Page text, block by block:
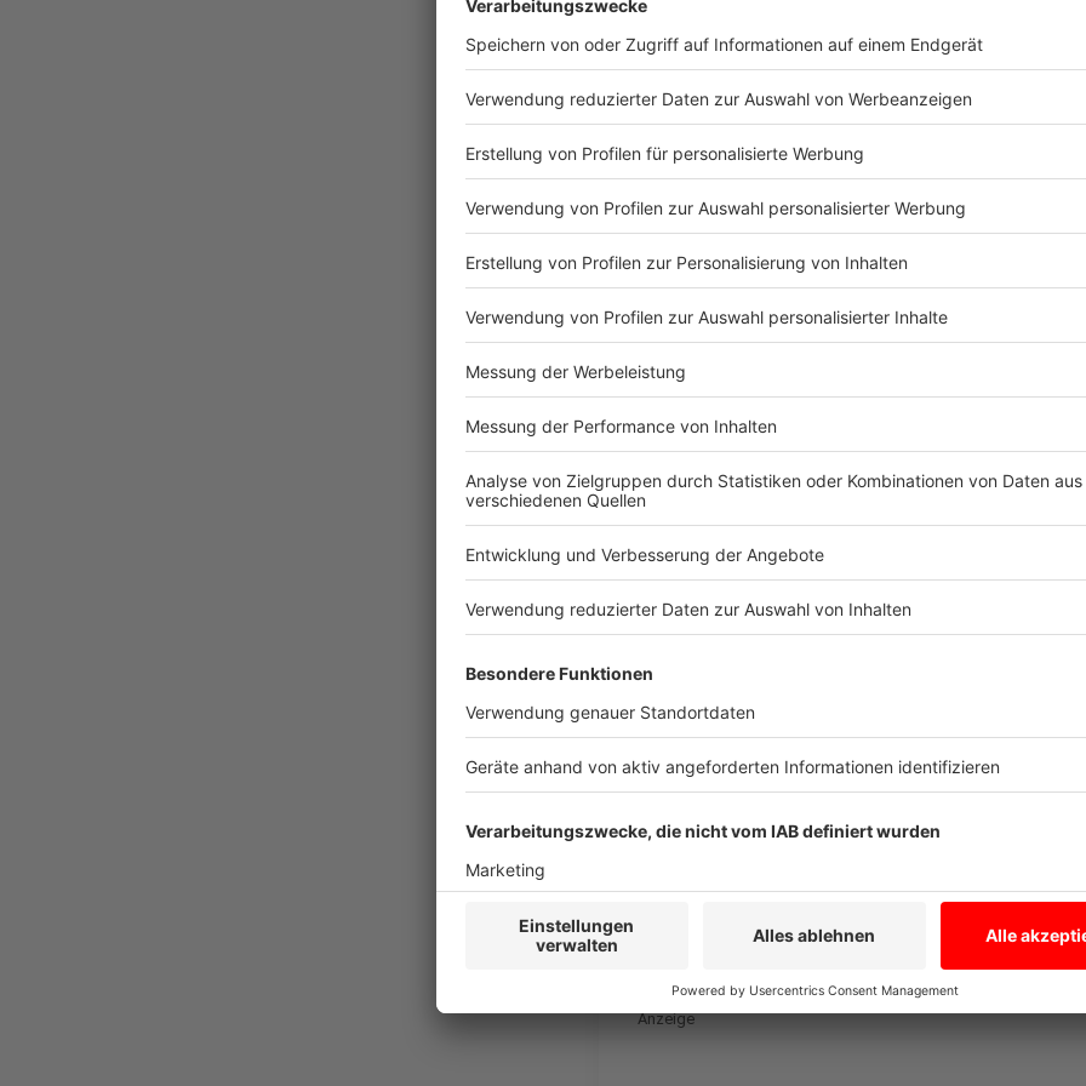
Anzeige
Christoph Hausdorf
Anzeige
Öffentlicher Nahverkehr soll insgesamt
Um zu einer echten Alternative zu werden, müsse
attraktiver werden, betonen Grüne, SPD und Volt.
busfreundliche Ampelschaltungen
sollen dazu
Durchschnittsgeschwindigkeit des ÖPNV spürbar
verringert wird. Einen entsprechenden Auftrag an
in einem weiteren Antrag. Es sollen auch
Bahnverkehr, Radverkehr, den verschiedenen
©Stadtwerke Münster
Die münster:app soll bei der Verkehrswende helfen
Anzeige
Taktverdichtung und Angebote für
Anzeige